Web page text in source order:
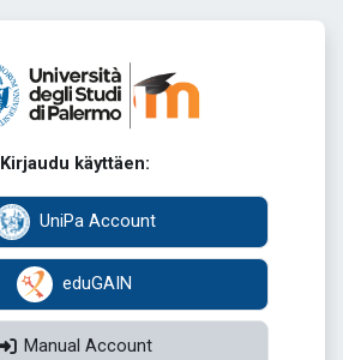
Kirjaudu
Kirjaudu käyttäen:
UniPa Account
eduGAIN
Manual Account